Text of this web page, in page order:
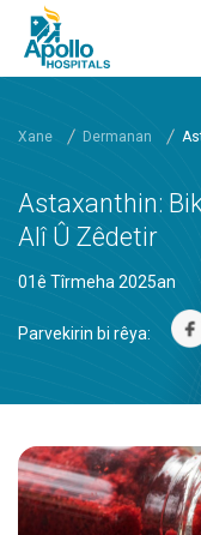
Xane Dermanan
Astaxanthin:
Alî Û Zêdetir
01ê Tîrmeha 2025an
Parvekirin bi rêya: